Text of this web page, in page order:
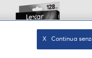
X   Continua